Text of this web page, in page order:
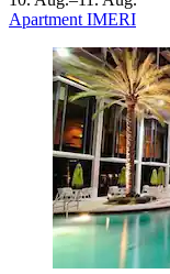
Apartment IMERI